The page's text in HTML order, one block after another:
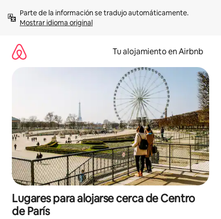
contenidoMostrar idioma original
Tu alojamiento en Airbnb
Lugares para alojarse cerca de Centro
de París